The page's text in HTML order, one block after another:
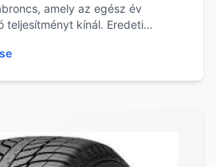
amely az egész év
teljesítményt kínál. Eredeti